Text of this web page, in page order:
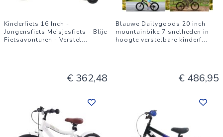
Kinderfiets 16 Inch -
Jongensfiets Meisjesfiets - Blije
Fietsavonturen - Verstel...
€ 362,48
Blauwe Dailygoods 20 inch
mountainbike 7 snelheden in
hoogte verstelbare kinderf...
€ 486,95